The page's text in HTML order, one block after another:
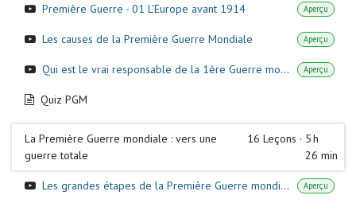
Première Guerre - 01 L'Europe avant 1914 Aperçu
Les causes de la Première Guerre Mondiale Aperçu
Qui est le vrai responsable de la 1ère Guerre mondiale ? Aperçu
Quiz PGM
La Première Guerre mondiale : vers une
guerre totale
16 Leçons · 5 h
26 min
Les grandes étapes de la Première Guerre mondiale Aperçu